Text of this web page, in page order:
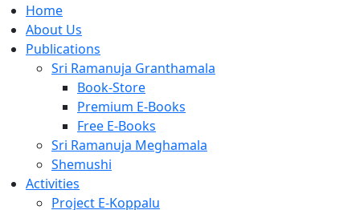
Home
About Us
Publications
Sri Ramanuja Granthamala
Book-Store
Premium E-Books
Free E-Books
Sri Ramanuja Meghamala
Shemushi
Activities
Project E-Koppalu